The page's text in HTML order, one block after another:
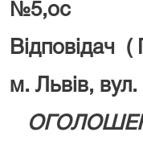
Відповідач
м. Львів,